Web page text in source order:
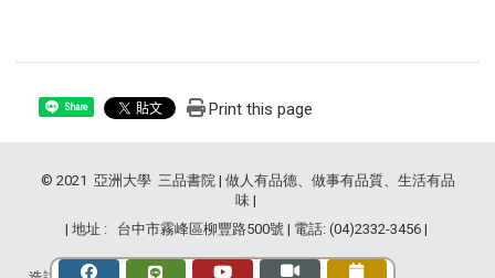
Share Print this page
© 2021 亞洲大學 三品書院 | 做人有品德、做事有品質、生活有品
味 |
| 地址 : 台中市霧峰區柳豐路500號 | 電話: (04)2332-3456 |